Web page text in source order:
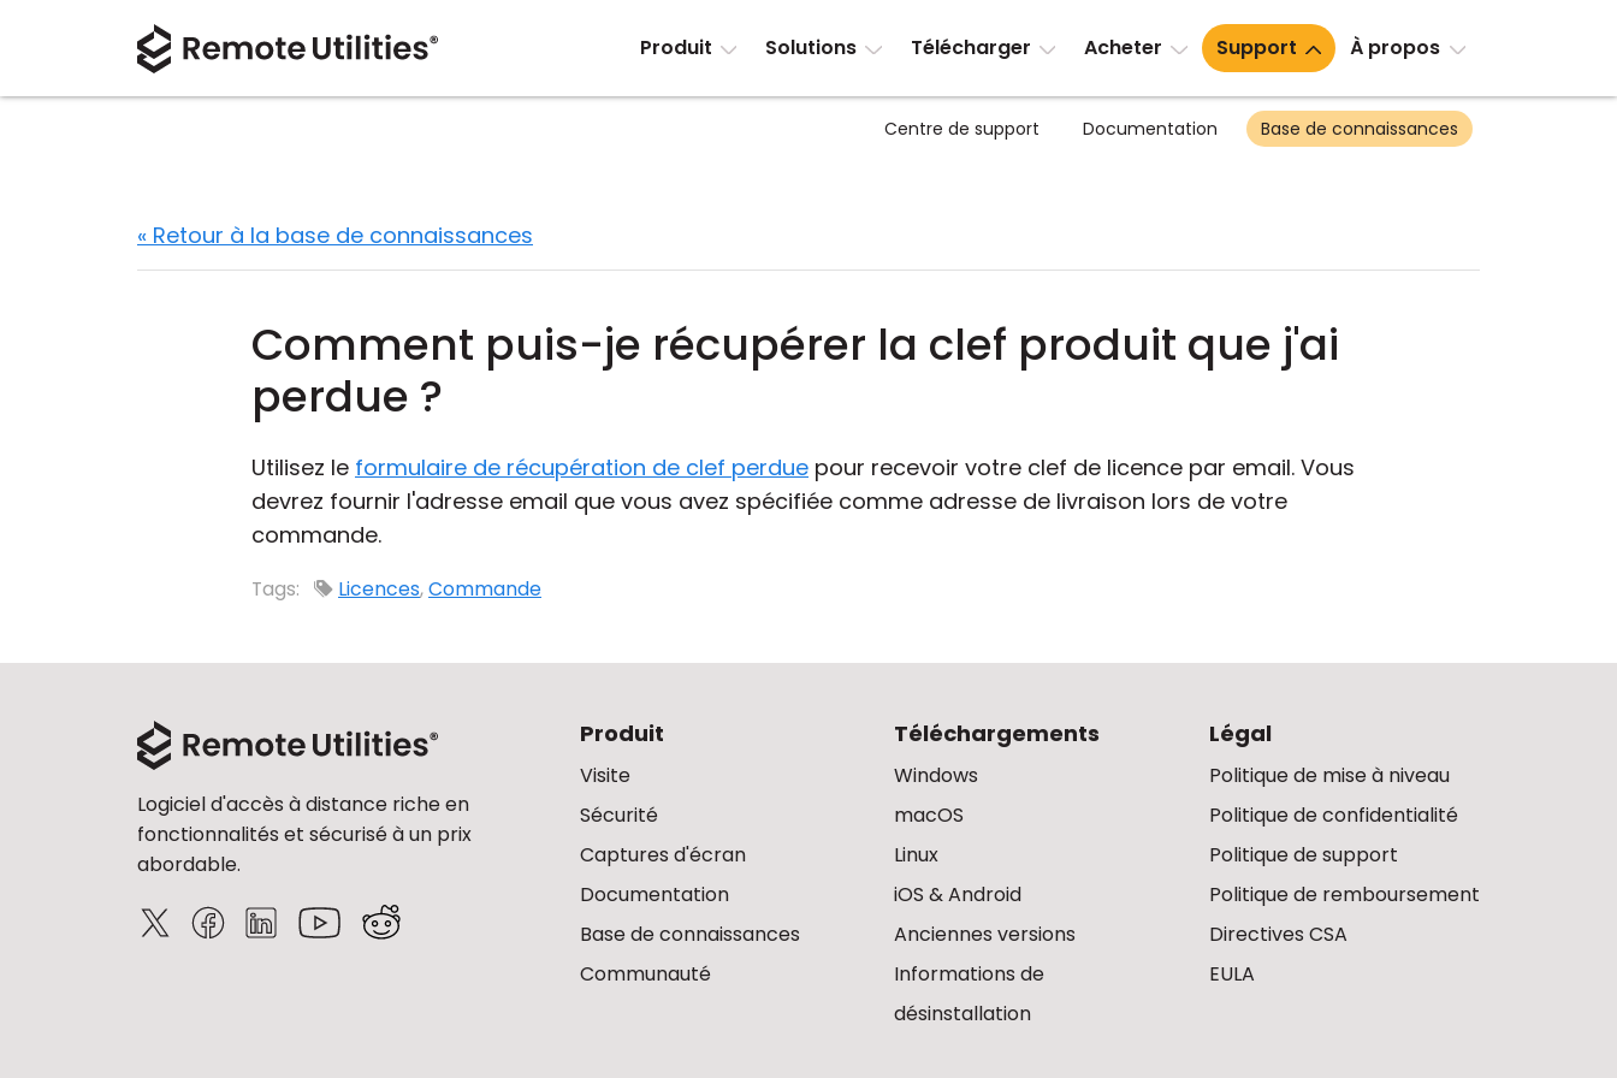
Produit Solutions Télécharger Acheter Support À propos
Centre de support Documentation Base de connaissances
« Retour à la base de connaissances
Comment puis-je récupérer la clef produit que j'ai
perdue ?
Utilisez le formulaire de récupération de clef perdue pour recevoir votre clef de licence par email. Vous
devrez fournir l'adresse email que vous avez spécifiée comme adresse de livraison lors de votre
commande.
Tags: Licences,Commande
Logiciel d'accès à distance riche en
fonctionnalités et sécurisé à un prix
abordable.
Produit
Visite
Sécurité
Captures d'écran
Documentation
Base de connaissances
Communauté
Téléchargements
Windows
macOS
Linux
iOS & Android
Anciennes versions
Informations de
désinstallation
Légal
Politique de mise à niveau
Politique de confidentialité
Politique de support
Politique de remboursement
Directives CSA
EULA